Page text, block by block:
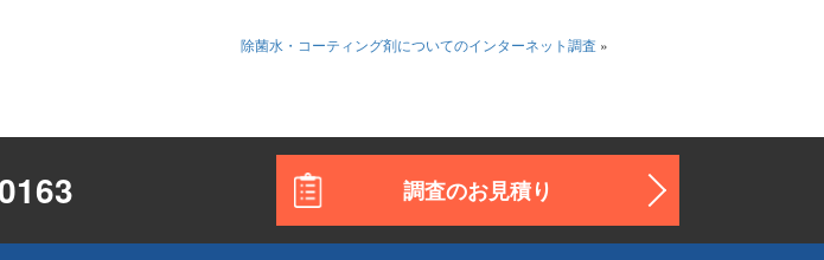
除菌水・コーティング剤についてのインターネット調査 »
調査のお見積り